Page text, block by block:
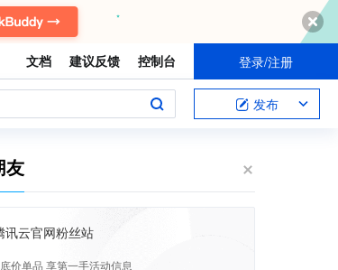
文档 建议反馈 控制台 登录/注册
发布
友
讯云官网粉丝站
价单品 享第一手活动信息